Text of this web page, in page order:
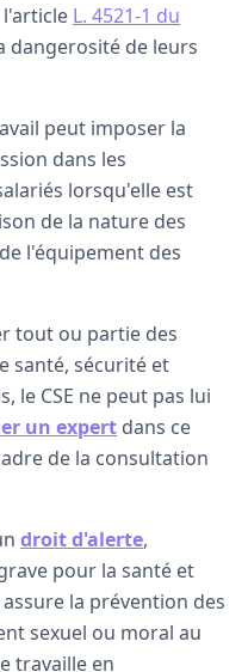
L. 4521-1 du
dangerosité de leurs
peut imposer la
dans les
lorsqu'elle est
de la nature des
l'équipement des
tout ou partie des
santé, sécurité et
le CSE ne peut pas lui
un expert dans ce
de la consultation
droit d'alerte,
pour la santé et
la prévention des
sexuel ou moral au
travaille en